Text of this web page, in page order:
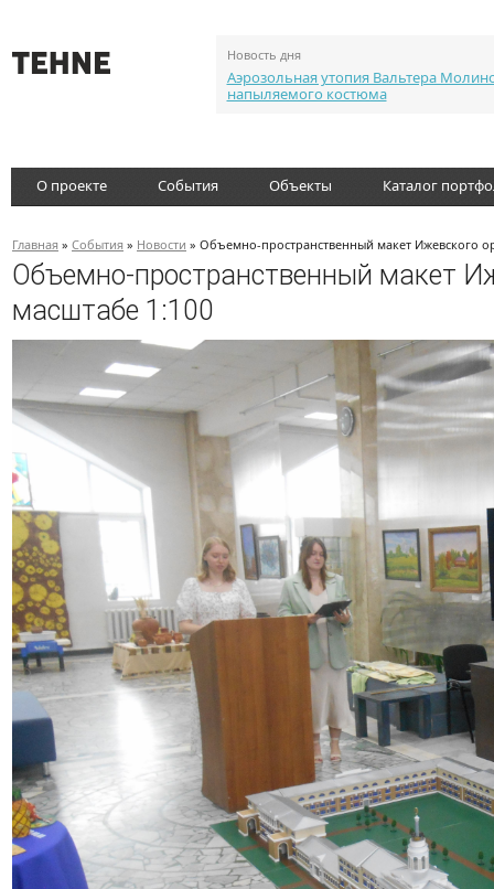
Новость дня
Аэрозольная утопия Вальтера
напыляемого костюма
О проекте События Объекты Каталог
Главная » События » Новости » Объемно-пространственный макет Ижевского
Объемно-пространственный макет
масштабе 1:100